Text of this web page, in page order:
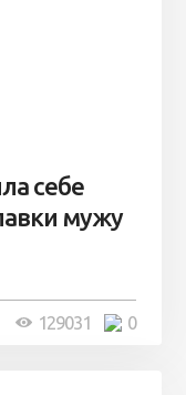
себе
мужу
0
129031